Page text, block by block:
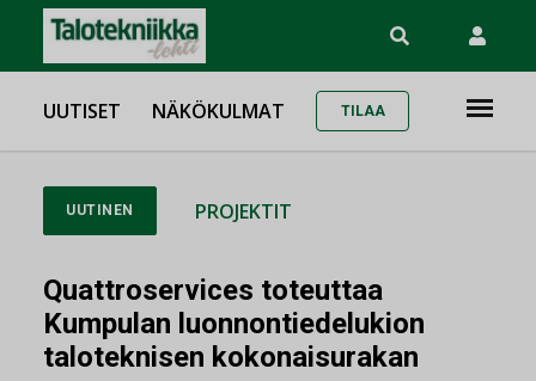
UUTISET NÄKÖKULMAT TILAA
UUTINEN PROJEKTIT
Quattroservices toteuttaa
Kumpulan luonnontiedelukion
taloteknisen kokonaisurakan